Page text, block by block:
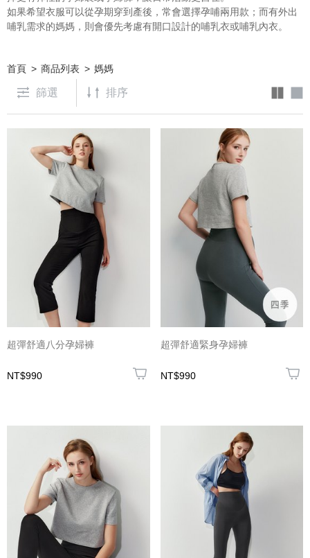
如果希望衣服可以從孕期穿到產後，常會選擇孕哺兩用款；而有外出
哺乳需求的媽媽，則會優先考慮有開口設計的哺乳衣或哺乳內衣。
首頁 商品列表 媽媽
篩選
超彈舒適八分孕婦褲
NT$990
超彈舒適緊身孕婦褲
NT$990